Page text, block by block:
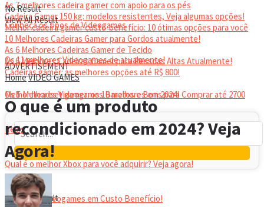
As 7 melhores cadeira gamer com apoio para os pés
Cadeira Gamer 150 kg: modelos resistentes, Veja algumas opções!
Melhor cadeira gamer custo-benefício: 10 ótimas opções para você
10 Melhores Cadeiras Gamer para Gordos atualmente!
As 6 Melhores Cadeiras Gamer de Tecido
As 6 Melhores Cadeiras Gamer para Pessoas Altas Atualmente!
Cadeiras gamer: as melhores opções até R$ 800!
HEADSET
Melhor headset gamer: os 10 melhores em 2024!
No Result
View All Result
Conheça os tipos de Videogames
Os 11 melhores Videogames de atualmente!
Os 5 Melhores Videogames Baratos e Bons para Comprar até 2700
Reais
Qual é o melhor Xbox para você adquirir? Veja agora!
Melhores Videogames em Custo Benefício!
No Result
View All Result
ADVERTISEMENT
HomeVIDEO GAMES
O que é um produto
recondicionado em 2024? Veja
Agora!